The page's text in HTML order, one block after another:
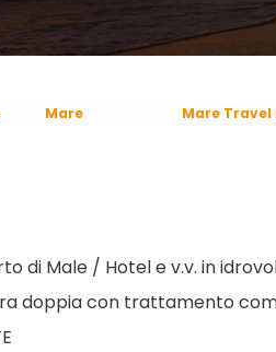
Mare Mare Travel
di Male / Hotel e v.v. in
doppia con trattamento